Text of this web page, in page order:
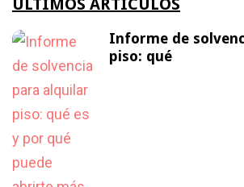
ÚLTIMOS ARTÍCULOS
Informe de
piso: qué